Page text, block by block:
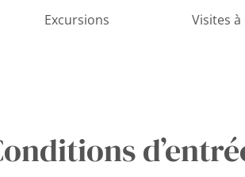
Excursions Visites